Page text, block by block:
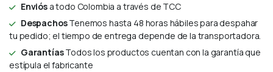
Enviósa todo Colombia a través de TCC
DespachosTenemos hasta 48 horas hábiles para despahar
tu pedido; el tiempo de entrega depende de la transportadora.
GarantíasTodos los productos cuentan con la garantía que
estípula el fabricante